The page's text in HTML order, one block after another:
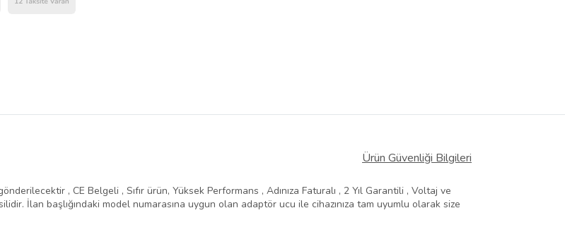
Ürün Güvenliği Bilgileri
, CE Belgeli , Sıfır ürün, Yüksek Performans , Adınıza Faturalı , 2 Yıl Garantili , Voltaj ve
İlan başlığındaki model numarasına uygun olan adaptör ucu ile cihazınıza tam uyumlu olarak size